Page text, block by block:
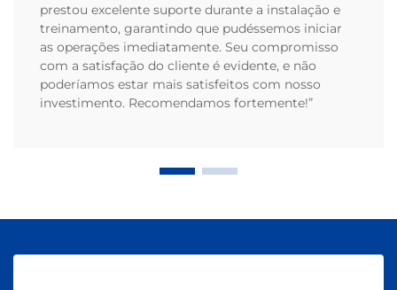
prestou excelente suporte durante a instalação e
treinamento, garantindo que pudéssemos iniciar
as operações imediatamente. Seu compromisso
com a satisfação do cliente é evidente, e não
poderíamos estar mais satisfeitos com nosso
investimento. Recomendamos fortemente!”